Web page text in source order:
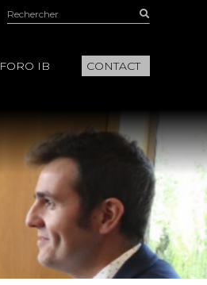
Rechercher:
FORO IB CONTACT